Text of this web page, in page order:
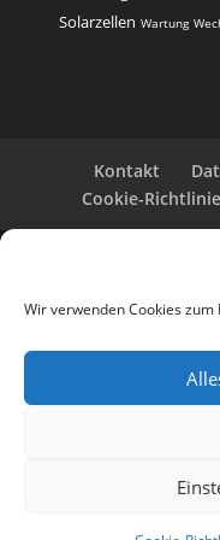
Wir verwenden Cookies
Solarzellen Wartung
Kontakt
Cookie-
Copyright 2025-
Webseite mit Infos
Wenn Sie bei
anfordern oder
wir ggf. eine
KI-Hinweis: